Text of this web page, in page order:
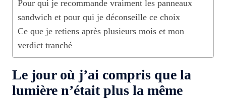
Pour qui je recommande vraiment les panneaux
sandwich et pour qui je déconseille ce choix
Ce que je retiens après plusieurs mois et mon
verdict tranché
Le jour où j’ai compris que la
lumière n’était plus la même